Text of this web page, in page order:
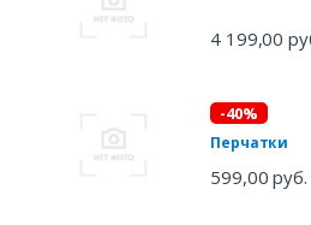
4 199,00
-40%
Перчатки
599,00 руб.